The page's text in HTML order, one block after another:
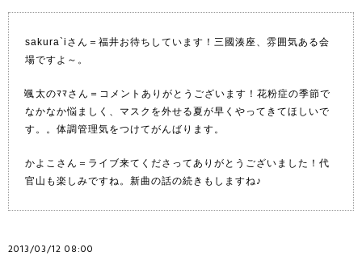
sakura`iさん＝福井お待ちしています！三國湊座、雰囲気ある会
場ですよ～。
颯太のﾏﾏさん＝コメントありがとうございます！花粉症の季節で
なかなか悩ましく、マスクを外せる夏が早くやってきてほしいで
す。。体調管理気をつけてがんばります。
かよこさん＝ライブ来てくださってありがとうございました！代
官山も楽しみですね。新曲の話の続きもしますね♪
2013/03/12 08:00